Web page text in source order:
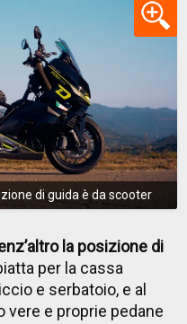
di guida è da scooter
la posizione di
per la cassa
e serbatoio, e al
vere e proprie pedane